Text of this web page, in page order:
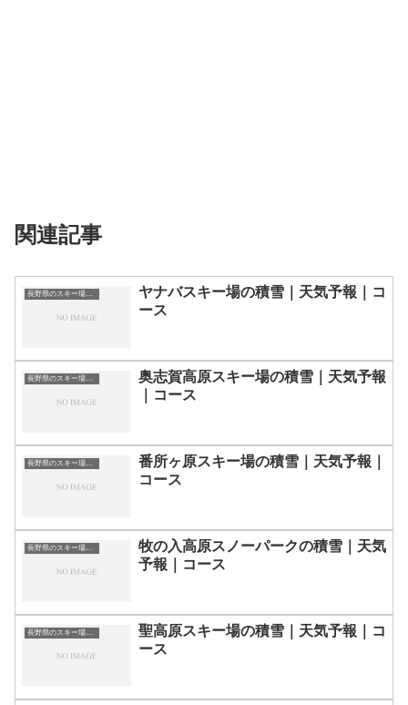
関連記事
長野県のスキー場・ゲレンデの一覧
ヤナバスキー場の積雪｜天気予報｜コ
ース
長野県のスキー場・ゲレンデの一覧
奥志賀高原スキー場の積雪｜天気予報
｜コース
長野県のスキー場・ゲレンデの一覧
番所ヶ原スキー場の積雪｜天気予報｜
コース
長野県のスキー場・ゲレンデの一覧
牧の入高原スノーパークの積雪｜天気
予報｜コース
長野県のスキー場・ゲレンデの一覧
聖高原スキー場の積雪｜天気予報｜コ
ース